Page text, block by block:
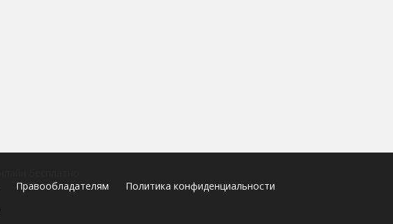
Правообладателям Политика конфиденциальности